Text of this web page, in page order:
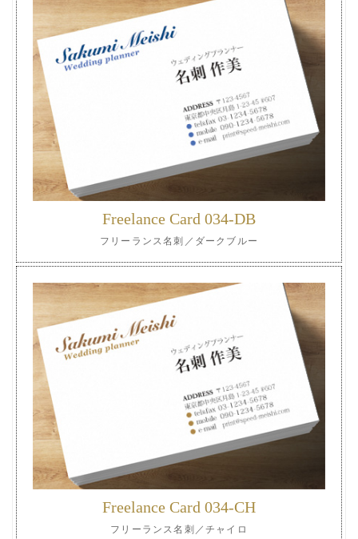
Freelance Card 034-DB
フリーランス名刺／ダークブルー
Freelance Card 034-CH
フリーランス名刺／チャイロ